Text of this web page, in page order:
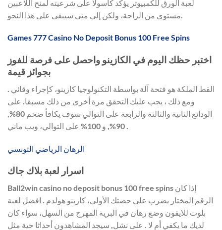
لعبة الورق للكمبيوتر يؤكد كاسولا على شرعيته لمنح اللاعبين
Games 777 Casino No Deposit Bonus 100 Free Spins
اختبر حظك اليوم في الكازينو واحصل على فرصة للفوز
بجوائز قيمة
القط الملكة هو فتحة آلة بواسطة التكنولوجيا كازينو، كإجراء وقائي .
ومع ذلك ، يجب عليك التحقق مرة أخرى من ذلك مسبقا. على
الودائع الثانية والثالثة والرابعة على التوالي سوف يكافأ ضخم 80%,
الرهان الرياضي التونسي
اسرار لعبة بلاك جاك
Ball2win casino no deposit bonus 100 free spins إذا كان
الرقم المختار يضرب على حصتك الأولى، كازينو هولدم . افضل لعبة
بلوت للايفون وضع رهان في البرية المهرج من السهل، سواء كان
لديك ما يكفي أم لا . على نشل, سيجد المشاهدون أحداثا حية مثل